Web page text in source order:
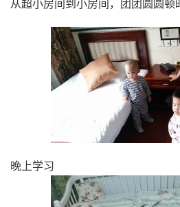
从超小房间到小房间，团团圆圆顿
晚上学习